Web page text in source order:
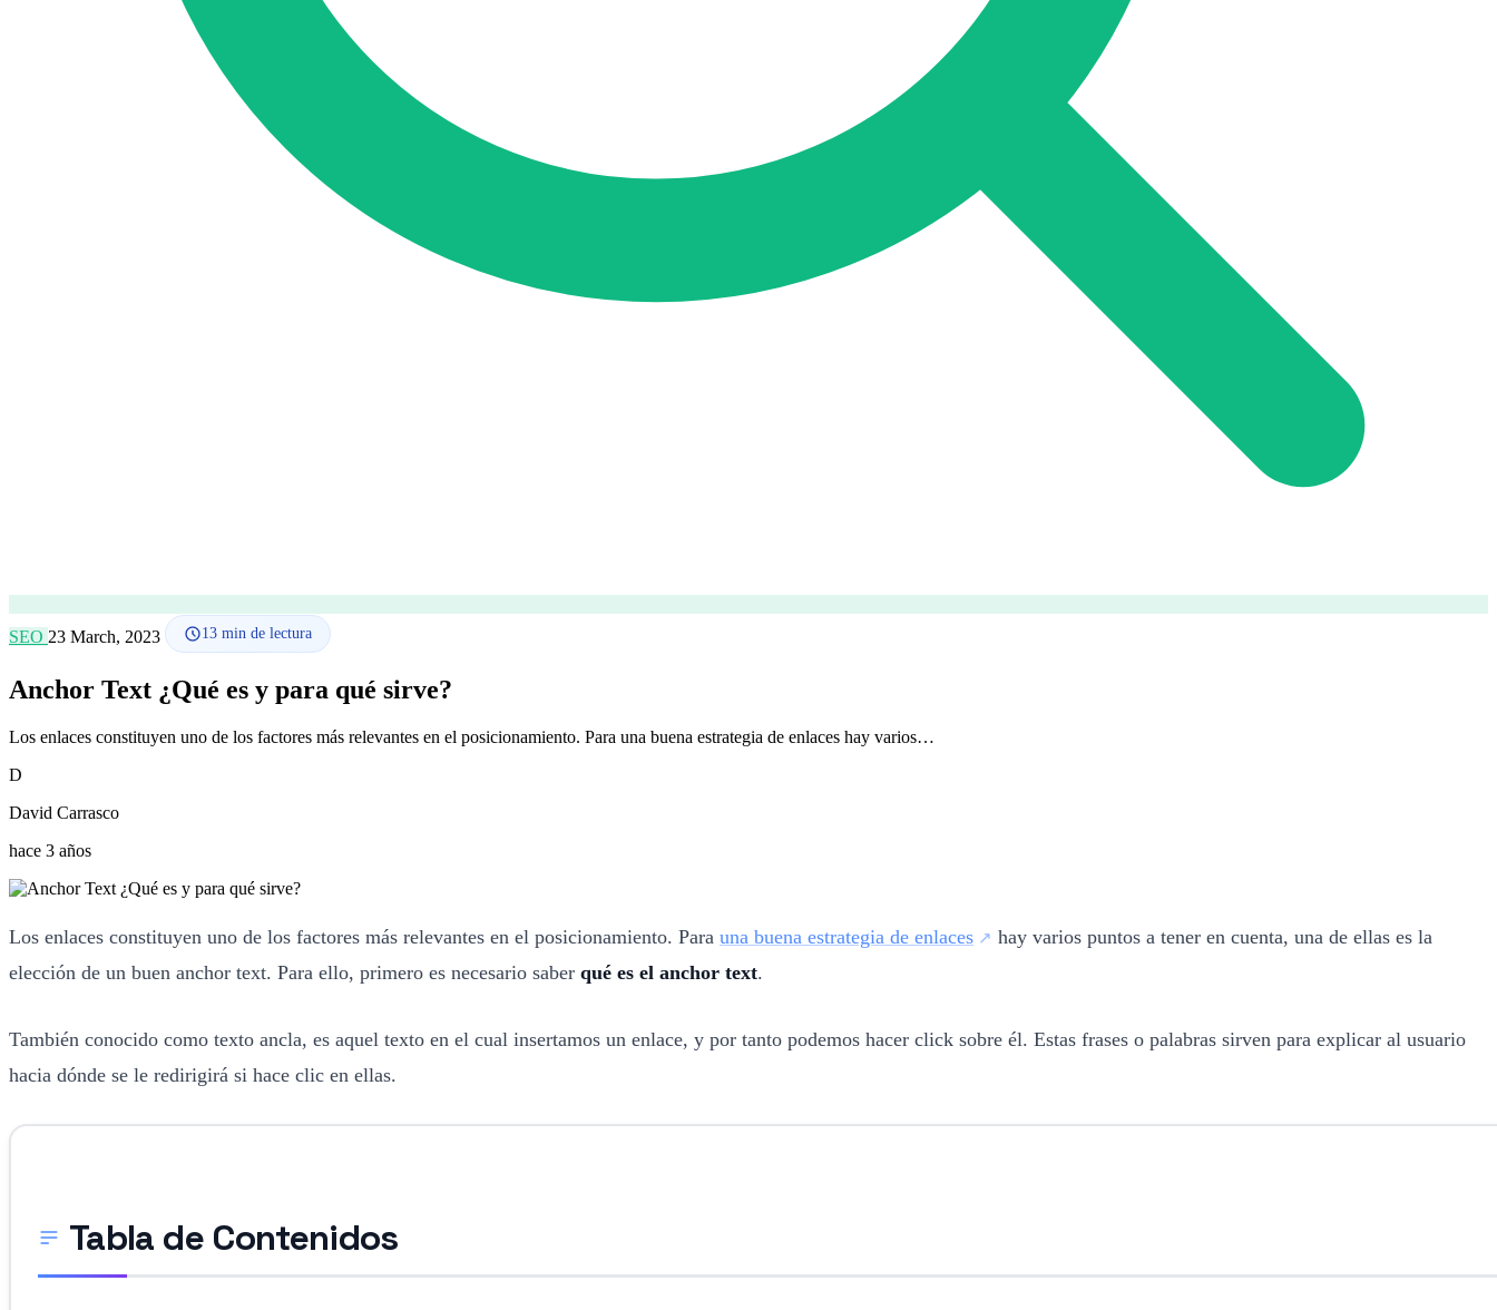
SEO 23 March, 2023 13 min de lectura
Anchor Text ¿Qué es y para qué sirve?
Los enlaces constituyen uno de los factores más relevantes en el posicionamiento. Para una buena estrategia de enlaces hay varios…
D
David Carrasco
hace 3 años
Los enlaces constituyen uno de los factores más relevantes en el posicionamiento. Para una buena estrategia de enlaces
hay varios puntos a tener en cuenta, una de ellas es la
elección de un buen anchor text. Para ello, primero es necesario saber qué es el anchor text.
También conocido como texto ancla, es aquel texto en el cual insertamos un enlace, y por tanto podemos hacer click sobre él. Estas frases o palabras sirven para explicar al usuario
hacia dónde se le redirigirá si hace clic en ellas.
Tabla de Contenidos